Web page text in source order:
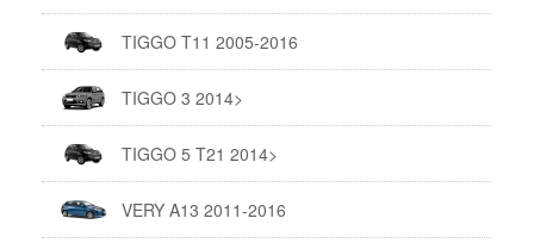
TIGGO T11 2005-2016
TIGGO 3 2014>
TIGGO 5 T21 2014>
VERY A13 2011-2016